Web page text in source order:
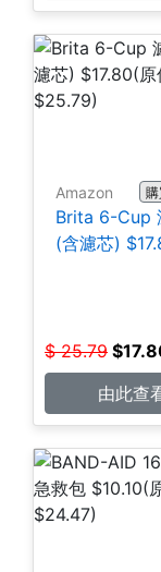
Amazon
Brita 6-Cup
(含濾芯)
$ 25.79 $
由此查